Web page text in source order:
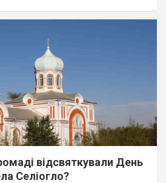
відсвяткували День
Селіогло?